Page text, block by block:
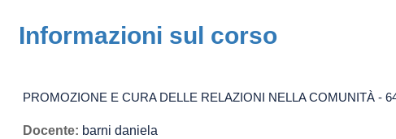
Informazioni sul corso
PROMOZIONE E CURA DELLE RELAZIONI NELLA COMUNITÀ -
Docente: barni daniela